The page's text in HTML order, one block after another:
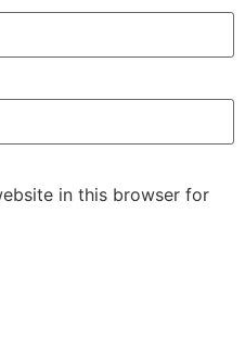
in this browser for